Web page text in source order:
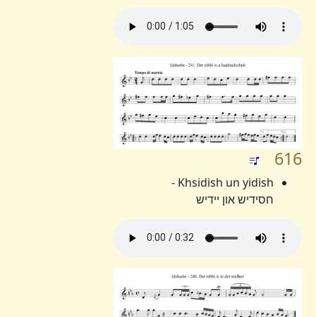
616
Khsidish un yidish -
חסידיש און יידיש